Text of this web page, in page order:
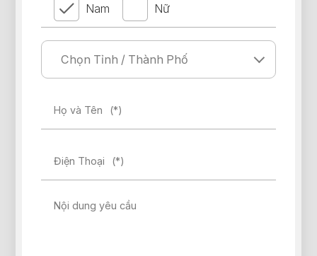
Nam Nữ
Họ và Tên (*)
Điện Thoại (*)
Nội dung yêu cầu